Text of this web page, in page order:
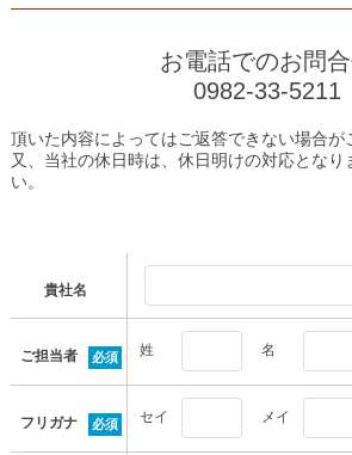
お電話でのお問
0982-33-5211
頂いた内容によってはご返答できない場合が
又、当社の休日時は、休日明けの対応となり
い。
貴社名
ご担当者 必須 姓 名
フリガナ 必須 セイ メイ